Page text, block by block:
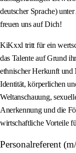
deutscher Sprache)
freuen uns auf Dich!
KiKxxl tritt für ein
das Talente auf Grund
ethnischer Herkunft und
Identität, körperlichen
Weltanschauung,
Anerkennung und die
wirtschaftliche Vorteile
Personalreferent